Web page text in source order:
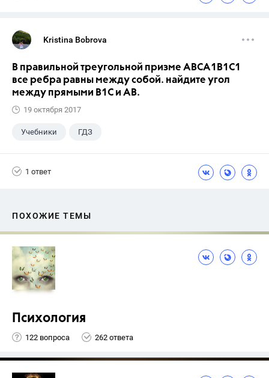
Kristina Bobrova
В правильной треугольной призме АВСA1В1С1
все ребра равны между собой. найдите угол
между прямыми В1С и АВ.
19 октября 2017
Учебники ГДЗ
1 ответ
ПОХОЖИЕ ТЕМЫ
Психология
122 вопроса 262 ответа